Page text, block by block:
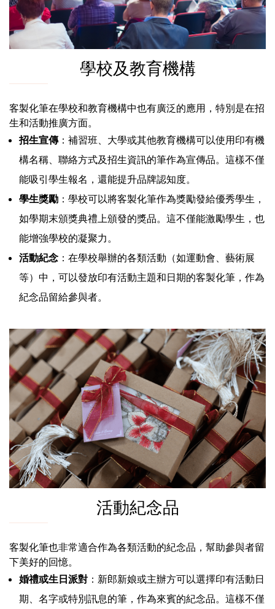
學校及教育機構
客製化筆在學校和教育機構中也有廣泛的應用，特別是在招
生和活動推廣方面。
招生宣傳：補習班、大學或其他教育機構可以使用印有機
構名稱、聯絡方式及招生資訊的筆作為宣傳品。這樣不僅
能吸引學生報名，還能提升品牌認知度。
學生獎勵 ：學校可以將客製化筆作為獎勵發給優秀學生，
如學期末頒獎典禮上頒發的獎品。這不僅能激勵學生，也
能增強學校的凝聚力。
活動紀念 ：在學校舉辦的各類活動（如運動會、藝術展
等）中，可以發放印有活動主題和日期的客製化筆，作為
紀念品留給參與者。
活動紀念品
客製化筆也非常適合作為各類活動的紀念品，幫助參與者留
下美好的回憶。
婚禮或生日派對 ：新郎新娘或主辦方可以選擇印有活動日
期、名字或特別訊息的筆，作為來賓的紀念品。這樣不僅